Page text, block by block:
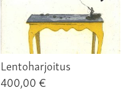
Lentoharjoitus
400,00 €